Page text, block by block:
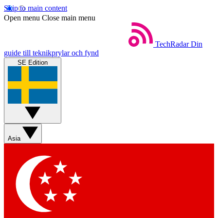
Skip to main content
Open menu Close main menu
TechRadar Din
guide till teknikprylar och fynd
SE Edition
Asia